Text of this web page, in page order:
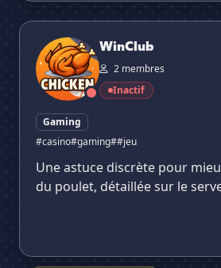
WinClub
WinClub
2 membres
Inactif
Gaming
#casino#gaming##jeu
Une astuce discrète pour
du poulet, détaillée sur le